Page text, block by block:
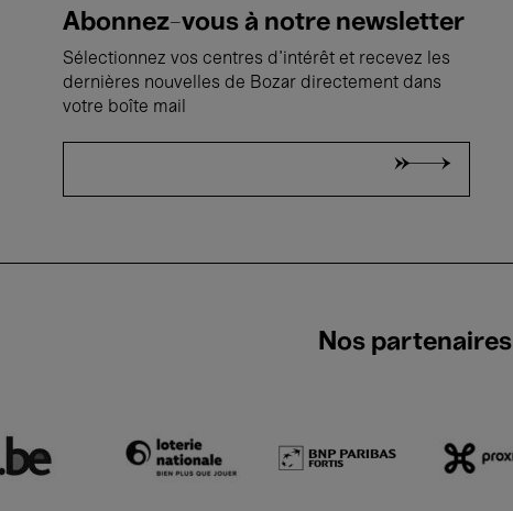
Abonnez-vous à notre newsletter
Sélectionnez vos centres d'intérêt et recevez les
dernières nouvelles de Bozar directement dans
votre boîte mail
Nos partenaires